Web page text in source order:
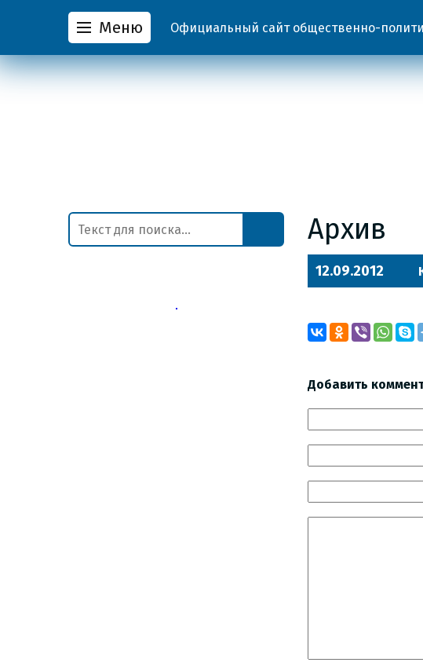
Меню Официальный сайт общественно-
Архив
12.09.2012
Добавить